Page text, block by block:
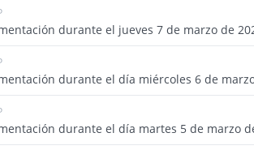
durante el jueves 7 de marzo de
durante el día miércoles 6 de
durante el día martes 5 de marzo